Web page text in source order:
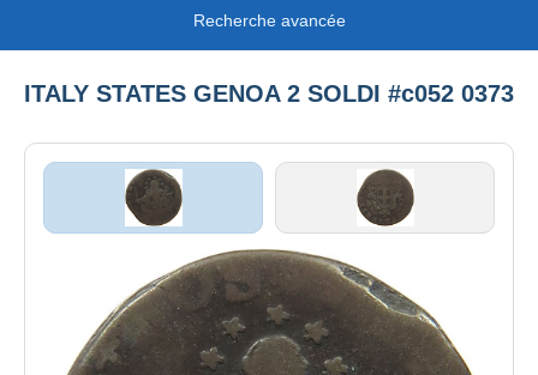
Recherche avancée
ITALY STATES GENOA 2 SOLDI #c052 0373